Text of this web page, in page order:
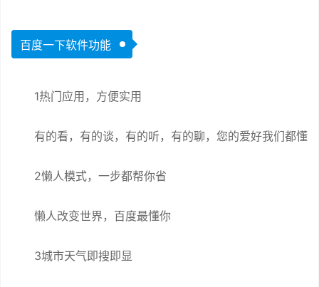
百度一下软件功能
1热门应用，方便实用
有的看，有的谈，有的听，有的聊，您的爱好我们都懂
2懒人模式，一步都帮你省
懒人改变世界，百度最懂你
3城市天气即搜即显